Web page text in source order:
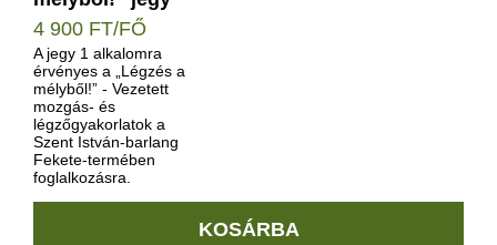
4 900 FT/FŐ
A jegy 1 alkalomra
érvényes a „Légzés a
mélyből!” - Vezetett
mozgás- és
légzőgyakorlatok a
Szent István-barlang
Fekete-termében
foglalkozásra.
KOSÁRBA